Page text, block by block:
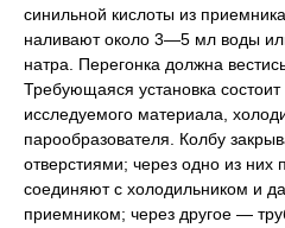
синильной кислоты из
наливают около 3—5 мл воды
натра. Перегонка должна
Требующаяся установка
исследуемого материала,
парообразователя. Колбу
отверстиями; через одно из них
соединяют с холодильником и
приемником; через другое —